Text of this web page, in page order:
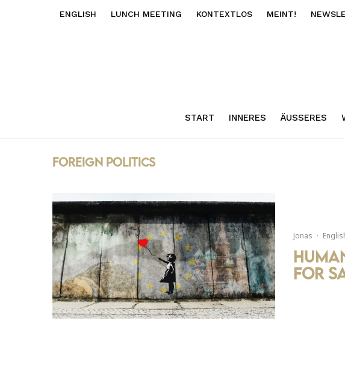
ENGLISH LUNCH MEETING KONTEXTLOS MEINT!
START INNERES ÄUSSERES
foreign politics
Jonas ·
for